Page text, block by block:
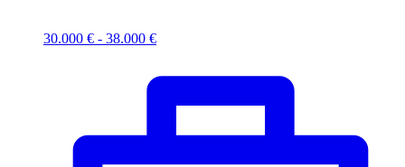
30.000 € - 38.000 €